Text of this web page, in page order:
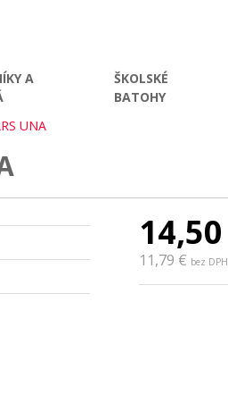
A
ŠKOLSKÉ
BATOHY
UNA
14,50
11,79 € bez DPH